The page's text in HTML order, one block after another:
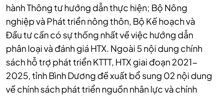
hành Thông tư hướng dẫn thực hiện; Bộ Nông
nghiệp và Phát triển nông thôn, Bộ Kế hoạch và
Đầu tư cần có sự thống nhất về việc hướng dẫn
phân loại và đánh giá HTX. Ngoài 5 nội dung chính
sách hỗ trợ phát triển KTTT, HTX giai đoạn 2021-
2025, tỉnh Bình Dương đề xuất bổ sung 02 nội dung
về chính sách phát triển nguồn nhân lực và chính